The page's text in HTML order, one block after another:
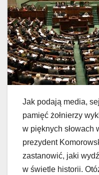
Jak podają media,
pamięć żołnierzy
w pięknych słowach
prezydent
zastanowić, jaki
w świetle historii.